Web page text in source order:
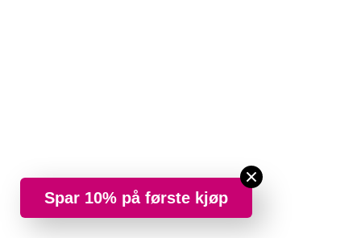
Spar 10% på første kjøp